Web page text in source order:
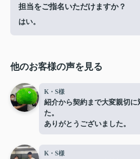
担当をご指名いただけますか？
はい。
他のお客様の声を見る
K・S様
紹介から契約まで大変親切に
た。
ありがとうございました。
K・S様